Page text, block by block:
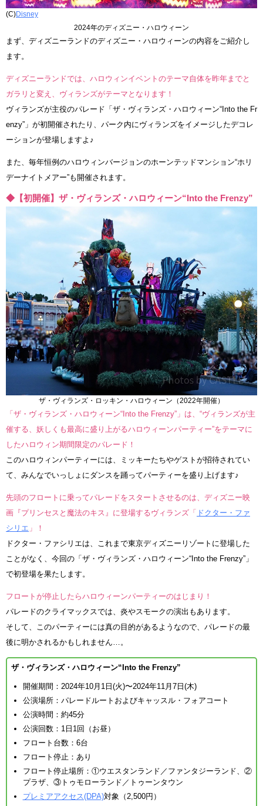
(C)Disney
2024年のディズニー・ハロウィーン
まず、ディズニーランドのディズニー・ハロウィーンの内容をご紹介し
ます。
ディズニーランドでは、ハロウィンイベントのテーマ自体を昨年までと
ガラリと変え、ヴィランズがテーマとなります！
ヴィランズが主役のパレード「ザ・ヴィランズ・ハロウィーン“Into the Fr
enzy”」が初開催されたり、パーク内にヴィランズをイメージしたデコレ
ーションが登場しますよ♪
また、毎年恒例のハロウィンバージョンのホーンテッドマンション“ホリ
デーナイトメアー”も開催されます。
◆【初開催】ザ・ヴィランズ・ハロウィーン“Into the Frenzy”
ザ・ヴィランズ・ロッキン・ハロウィーン（2022年開催）
「ザ・ヴィランズ・ハロウィーン“Into the Frenzy”」は、“ヴィランズが主
催する、妖しくも最高に盛り上がるハロウィーンパーティー”をテーマに
したハロウィン期間限定のパレード！
このハロウィンパーティーには、ミッキーたちやゲストが招待されてい
て、みんなでいっしょにダンスを踊ってパーティーを盛り上げます♪
先頭のフロートに乗ってパレードをスタートさせるのは、ディズニー映
画『プリンセスと魔法のキス』に登場するヴィランズ「 ドクター・ファ
シリエ 」！
ドクター・ファシリエは、これまで東京ディズニーリゾートに登場した
ことがなく、今回の「ザ・ヴィランズ・ハロウィーン“Into the Frenzy”」
で初登場を果たします。
フロートが停止したらハロウィーンパーティーのはじまり！
パレードのクライマックスでは、炎やスモークの演出もあります。
そして、このパーティーには真の目的があるようなので、パレードの最
後に明かされるかもしれません…。
ザ・ヴィランズ・ハロウィーン“Into the Frenzy”
開催期間：2024年10月1日(火)〜2024年11月7日(木)
公演場所：パレードルートおよびキャッスル・フォアコート
公演時間：約45分
公演回数：1日1回（お昼）
フロート台数：6台
フロート停止：あり
フロート停止場所：①ウエスタンランド／ファンタジーランド、②
プラザ、③トゥモローランド／トゥーンタウン
プレミアアクセス(DPA)対象（2,500円）